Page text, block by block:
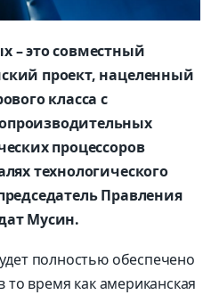
– это совместный
проект, нацеленный
класса с
процессоров
технологического
Правления
Мусин.
полностью обеспечено
то время как американская